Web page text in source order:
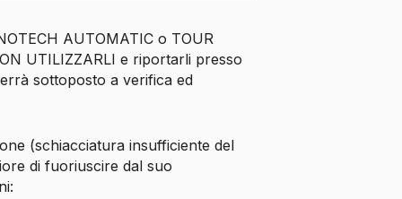
AUTOMATIC o TOUR
UTILIZZARLI e riportarli presso
sottoposto a verifica ed
(schiacciatura insufficiente del
di fuoriuscire dal suo